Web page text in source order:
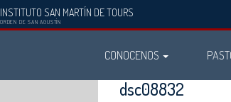
INSTITUTO SAN MARTÍN DE TOURS
ORDEN DE SAN AGUSTÍN
CONOCENOS
dsc08832